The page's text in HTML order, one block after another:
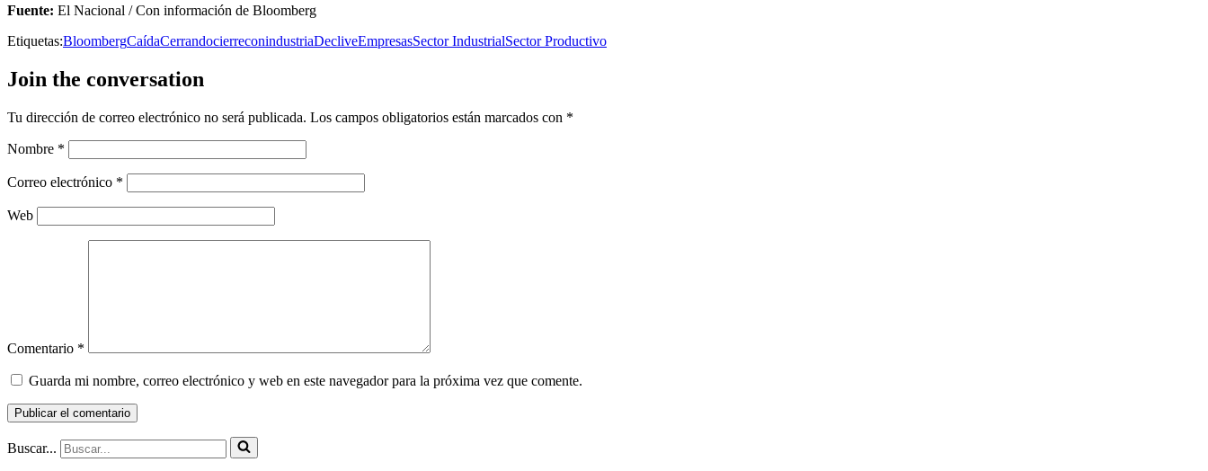
Fuente: El Nacional / Con información de Bloomberg
Etiquetas:BloombergCaídaCerrandocierreconindustriaDecliveEmpresasSector IndustrialSector Productivo
Join the conversation
Tu dirección de correo electrónico no será publicada. Los campos obligatorios están marcados con *
Nombre *
Correo electrónico *
Web
Comentario *
Guarda mi nombre, correo electrónico y web en este navegador para la próxima vez que comente.
Buscar...